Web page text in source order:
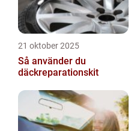
21 oktober 2025
Så använder du
däckreparationskit